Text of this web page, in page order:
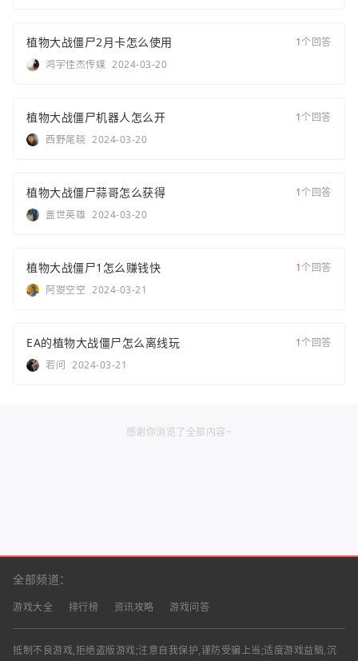
植物大战僵尸2月卡怎么使用 1个回答
鸿宇佳杰传媒 2024-03-20
植物大战僵尸机器人怎么开 1个回答
西野尾晓 2024-03-20
植物大战僵尸蒜哥怎么获得 1个回答
盖世英雄 2024-03-20
植物大战僵尸1怎么赚钱快 1个回答
阿曌空空 2024-03-21
EA的植物大战僵尸怎么离线玩 1个回答
若问 2024-03-21
感谢你浏览了全部内容~
全部频道：
游戏大全 排行榜 资讯攻略 游戏问答
抵制不良游戏,拒绝盗版游戏;注意自我保护,谨防受骗上当;适度游戏益脑,沉